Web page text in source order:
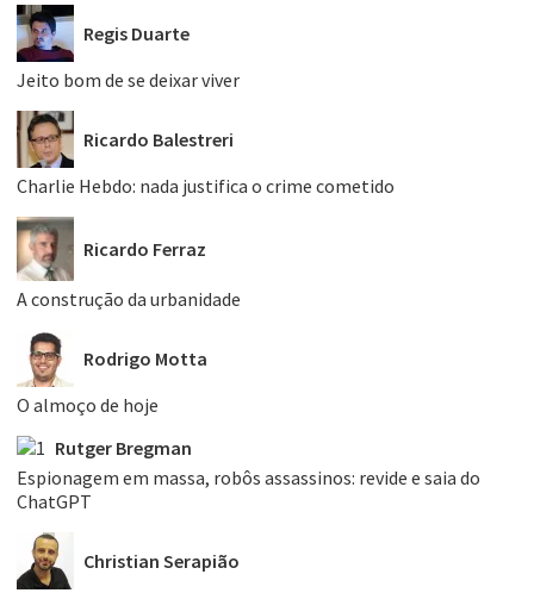
Regis Duarte
Jeito bom de se deixar viver
Ricardo Balestreri
Charlie Hebdo: nada justifica o crime cometido
Ricardo Ferraz
A construção da urbanidade
Rodrigo Motta
O almoço de hoje
Rutger Bregman
Espionagem em massa, robôs assassinos: revide e saia do
ChatGPT
Christian Serapião